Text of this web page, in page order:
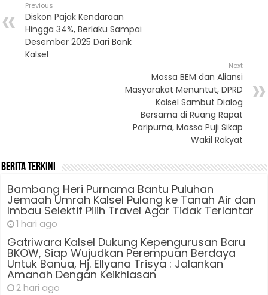
Previous
Diskon Pajak Kendaraan
Hingga 34%, Berlaku Sampai
Desember 2025 Dari Bank
Kalsel
Next
Massa BEM dan Aliansi
Masyarakat Menuntut, DPRD
Kalsel Sambut Dialog
Bersama di Ruang Rapat
Paripurna, Massa Puji Sikap
Wakil Rakyat
Berita Terkini
Bambang Heri Purnama Bantu Puluhan
Jemaah Umrah Kalsel Pulang ke Tanah Air dan
Imbau Selektif Pilih Travel Agar Tidak Terlantar
1 hari ago
Gatriwara Kalsel Dukung Kepengurusan Baru
BKOW, Siap Wujudkan Perempuan Berdaya
Untuk Banua, Hj. Ellyana Trisya : Jalankan
Amanah Dengan Keikhlasan
2 hari ago